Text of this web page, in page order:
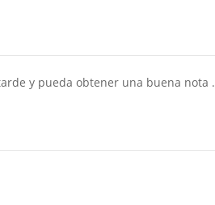
y pueda obtener una buena nota .